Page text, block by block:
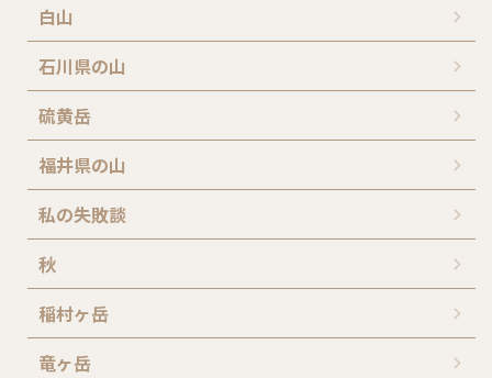
白山
石川県の山
硫黄岳
福井県の山
私の失敗談
秋
稲村ヶ岳
竜ヶ岳